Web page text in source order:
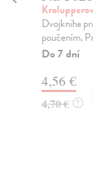
Dvojkniha
poučením.
Do 7 dní
4,56 €
4,70 € ?